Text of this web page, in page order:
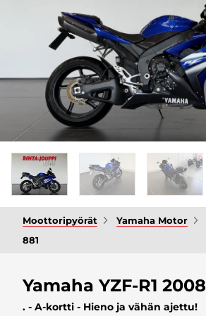
Moottoripyörät Yamaha Motor
881
Yamaha YZF-R1 2008
. - A-kortti - Hieno ja vähän ajettu!